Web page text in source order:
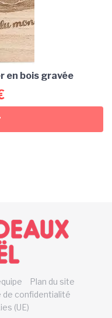
en bois gravée
Plan du site
de confidentialité
(UE)